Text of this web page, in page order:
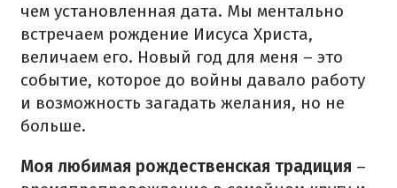
чем установленная дата. Мы ментально
встречаем рождение Иисуса Христа,
величаем его. Новый год для меня – это
событие, которое до войны давало работу
и возможность загадать желания, но не
больше.
Моя любимая рождественская традиция –